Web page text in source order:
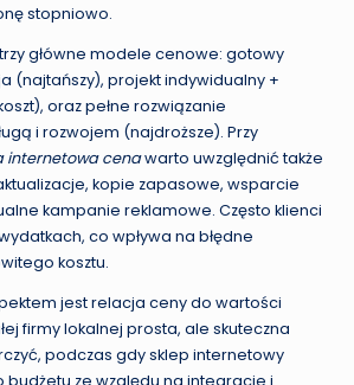
stopniowo.
główne modele cenowe: gotowy
(najtańszy), projekt indywidualny +
oraz pełne rozwiązanie
i rozwojem (najdroższe). Przy
internetowa cenawarto uwzględnić także
kopie zapasowe, wsparcie
kampanie reklamowe. Często klienci
co wpływa na błędne
kosztu.
jest relacja ceny do wartości
firmy lokalnej prosta, ale skuteczna
podczas gdy sklep internetowy
budżetu ze względu na integracje i